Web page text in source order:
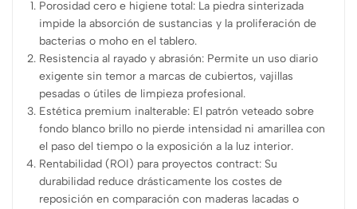
Porosidad cero e higiene total: La piedra sinterizada
impide la absorción de sustancias y la proliferación de
bacterias o moho en el tablero.
Resistencia al rayado y abrasión: Permite un uso diario
exigente sin temor a marcas de cubiertos, vajillas
pesadas o útiles de limpieza profesional.
Estética premium inalterable: El patrón veteado sobre
fondo blanco brillo no pierde intensidad ni amarillea con
el paso del tiempo o la exposición a la luz interior.
Rentabilidad (ROI) para proyectos contract: Su
durabilidad reduce drásticamente los costes de
reposición en comparación con maderas lacadas o